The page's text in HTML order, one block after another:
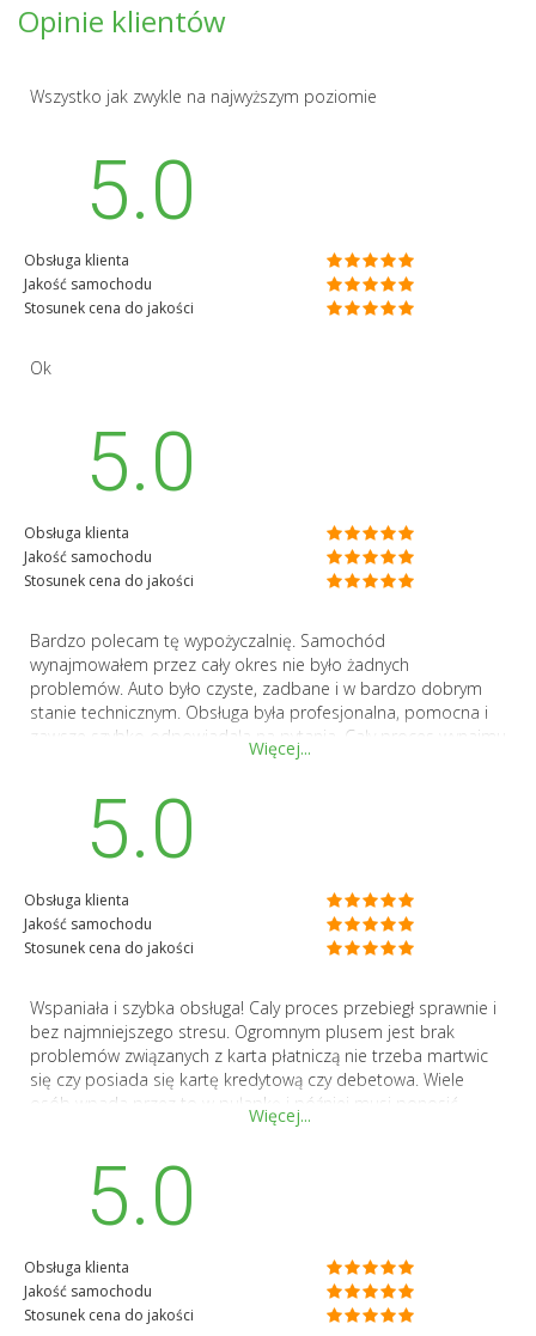
Opinie klientów
Wszystko jak zwykle na najwyższym poziomie
5.0
Obsługa klienta
Jakość samochodu
Stosunek cena do jakości
Ok
5.0
Obsługa klienta
Jakość samochodu
Stosunek cena do jakości
Bardzo polecam tę wypożyczalnię. Samochód
wynajmowałem przez cały okres nie było żadnych
problemów. Auto było czyste, zadbane i w bardzo dobrym
stanie technicznym. Obsługa była profesjonalna, pomocna i
zawsze szybko odpowiadała na pytania. Cały proces wynajmu
i zwrotu przebiegł sprawnie i bez komplikacji. Jestem bardzo
Dziękuję za świetną obsługę!
Więcej...
5.0
Obsługa klienta
Jakość samochodu
Stosunek cena do jakości
Wspaniała i szybka obsługa! Caly proces przebiegł sprawnie i
bez najmniejszego stresu. Ogromnym plusem jest brak
problemów związanych z karta płatniczą nie trzeba martwic
się czy posiada się kartę kredytową czy debetowa. Wiele
osób wpada przez to w pułapkę i później musi ponosić
dodatkowe nieoczekiwane koszta typu płacenia
takich kosztów) Tutaj wszystko było jasne i przejrzyste-bez
depozytu i bez żadnych ukrytych opłat. Samochód w
świetnym stanie, komfortowy ! Jesteśmy bardzo zadowoleni z
podróży! Gorąco polecamy!
Więcej...
5.0
Obsługa klienta
Jakość samochodu
Stosunek cena do jakości